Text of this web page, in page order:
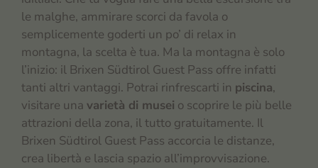
le malghe, ammirare scorci da favola o
semplicemente goderti un po’ di relax in
montagna, la scelta è tua. Ma la montagna è solo
l’inizio: il Brixen Südtirol Guest Pass offre infatti
tanti altri vantaggi. Potrai rinfrescarti in piscina,
visitare una varietà di musei o scoprire le più belle
attrazioni della zona, il tutto gratuitamente. Il
Brixen Südtirol Guest Pass accorcia le distanze,
crea libertà e lascia spazio all’improvvisazione.